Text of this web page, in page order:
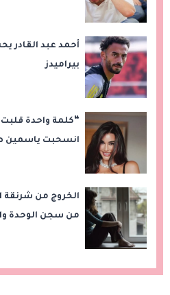
أحمد عبد القادر
بيراميدز
“كلمة واحدة قلبت
انسحبت ياسمين
الخروج من
من سجن الوحدة